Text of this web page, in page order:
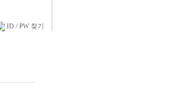
ID / PW 찾기